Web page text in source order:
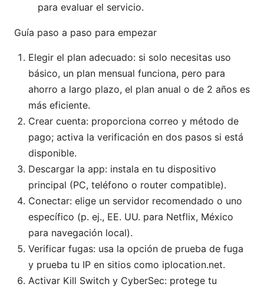
para evaluar el servicio.
Guía paso a paso para empezar
Elegir el plan adecuado: si solo necesitas uso
básico, un plan mensual funciona, pero para
ahorro a largo plazo, el plan anual o de 2 años es
más eficiente.
Crear cuenta: proporciona correo y método de
pago; activa la verificación en dos pasos si está
disponible.
Descargar la app: instala en tu dispositivo
principal (PC, teléfono o router compatible).
Conectar: elige un servidor recomendado o uno
específico (p. ej., EE. UU. para Netflix, México
para navegación local).
Verificar fugas: usa la opción de prueba de fuga
y prueba tu IP en sitios como iplocation.net.
Activar Kill Switch y CyberSec: protege tu